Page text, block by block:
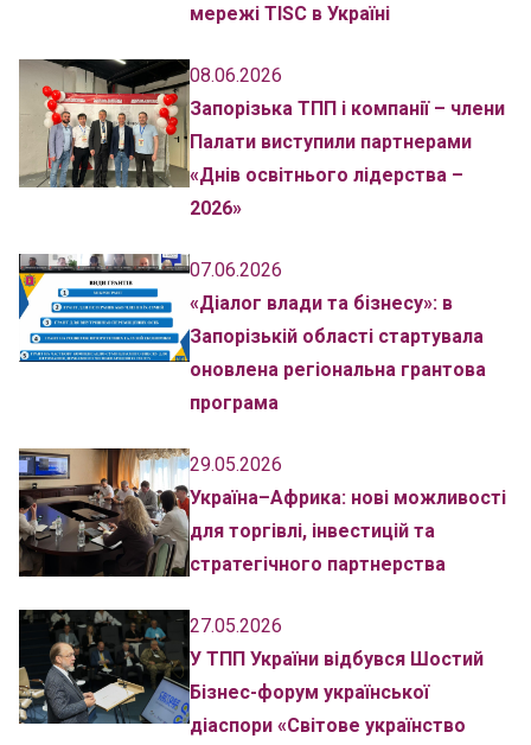
мережі TISC в Україні
08.06.2026
Запорізька ТПП і компанії – члени
Палати виступили партнерами
«Днів освітнього лідерства –
2026»
07.06.2026
«Діалог влади та бізнесу»: в
Запорізькій області стартувала
оновлена регіональна грантова
програма
29.05.2026
Україна–Африка: нові можливості
для торгівлі, інвестицій та
стратегічного партнерства
27.05.2026
У ТПП України відбувся Шостий
Бізнес-форум української
діаспори «Світове українство